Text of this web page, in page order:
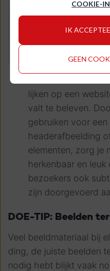
COOKIE-
IK
GEEN
lijken op een
valt te beleven.
gebruiken voor
headerafbeelding
elementen, zorg je
herkenbaar en
bezoekers ook
zijn doorgevoerd
DOE-TIP: Beelden
Veel beeldmateriaal bij
ding, de juiste beelden
nodig hebt blijkt vaak